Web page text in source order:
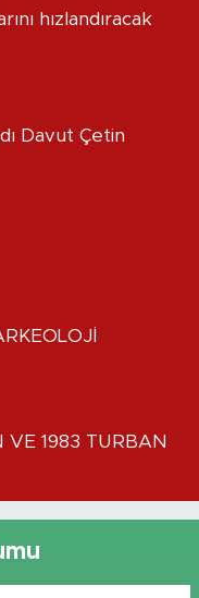
hızlandıracak
Davut Çetin
VE 1983 TURBAN